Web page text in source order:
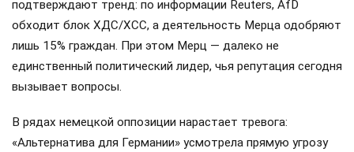
Позиции Мерца в ХДС стремительно слабеют: как пишет
Spiegel*, в партийных верхах почти не осталось тех, кто
верит в его способность досидеть в кресле до
Рождества. В кулуарах уже называют конкретную дату
«часа икс» — 21 сентября, день после выборов в Берлине